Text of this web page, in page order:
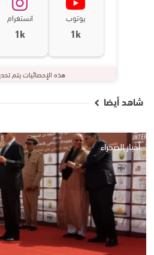
يوتوب
1k
انستغرام
1k
هذه الإحصائيات يتم
شاهد أيضا
أخبار الصحراء